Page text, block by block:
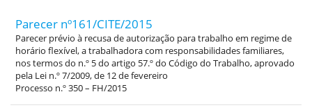
Parecer nº161/CITE/2015
Parecer prévio à recusa de autorização para trabalho em regime de
horário flexível, a trabalhadora com responsabilidades familiares,
nos termos do n.º 5 do artigo 57.º do Código do Trabalho, aprovado
pela Lei n.º 7/2009, de 12 de fevereiro
Processo n.º 350 – FH/2015